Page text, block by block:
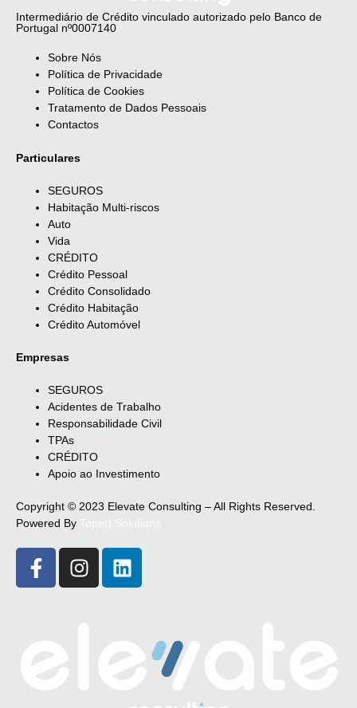
Intermediário de Crédito vinculado autorizado pelo Banco de
Portugal nº0007140
Sobre Nós
Política de Privacidade
Política de Cookies
Tratamento de Dados Pessoais
Contactos
Particulares
SEGUROS
Habitação Multi-riscos
Auto
Vida
CRÉDITO
Crédito Pessoal
Crédito Consolidado
Crédito Habitação
Crédito Automóvel
Empresas
SEGUROS
Acidentes de Trabalho
Responsabilidade Civil
TPAs
CRÉDITO
Apoio ao Investimento
Copyright © 2023 Elevate Consulting – All Rights Reserved.
Powered By